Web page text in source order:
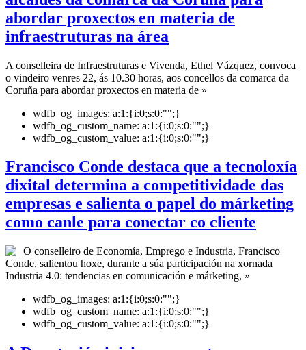
abordar proxectos en materia de
infraestruturas na área
A conselleira de Infraestruturas e Vivenda, Ethel Vázquez, convoca
o vindeiro venres 22, ás 10.30 horas, aos concellos da comarca da
Coruña para abordar proxectos en materia de »
wdfb_og_images: a:1:{i:0;s:0:"";}
wdfb_og_custom_name: a:1:{i:0;s:0:"";}
wdfb_og_custom_value: a:1:{i:0;s:0:"";}
Francisco Conde destaca que a tecnoloxía
dixital determina a competitividade das
empresas e salienta o papel do márketing
como canle para conectar co cliente
O conselleiro de Economía, Emprego e Industria, Francisco
Conde, salientou hoxe, durante a súa participación na xornada
Industria 4.0: tendencias en comunicación e márketing, »
wdfb_og_images: a:1:{i:0;s:0:"";}
wdfb_og_custom_name: a:1:{i:0;s:0:"";}
wdfb_og_custom_value: a:1:{i:0;s:0:"";}